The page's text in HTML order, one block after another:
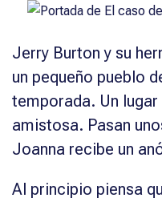
Jerry Burton y su
un pequeño pueblo
temporada. Un
amistosa. Pasan
Joanna recibe un
Al principio piensa